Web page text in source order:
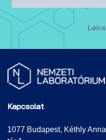
Kapcsolat
1077 Budapest, Kéthly Anna